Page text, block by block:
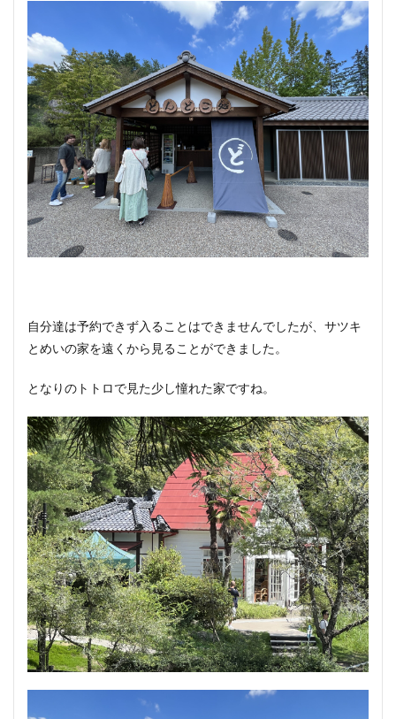
自分達は予約できず入ることはできませんでしたが、サツキ
とめいの家を遠くから見ることができました。
となりのトトロで見た少し憧れた家ですね。